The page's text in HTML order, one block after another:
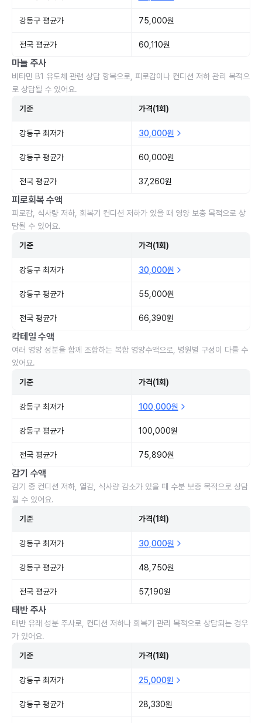
강동구 평균가 75,000원
전국 평균가 60,110원
마늘 주사
비타민 B1 유도체 관련 상담 항목으로, 피로감이나 컨디션 저하 관리 목적으
로 상담될 수 있어요.
기준 가격(1회)
강동구 최저가 30,000원
강동구 평균가 60,000원
전국 평균가 37,260원
피로회복 수액
피로감, 식사량 저하, 회복기 컨디션 저하가 있을 때 영양 보충 목적으로 상
담될 수 있어요.
기준 가격(1회)
강동구 최저가 30,000원
강동구 평균가 55,000원
전국 평균가 66,390원
칵테일 수액
여러 영양 성분을 함께 조합하는 복합 영양수액으로, 병원별 구성이 다를 수
있어요.
기준 가격(1회)
강동구 최저가 100,000원
강동구 평균가 100,000원
전국 평균가 75,890원
감기 수액
감기 중 컨디션 저하, 열감, 식사량 감소가 있을 때 수분 보충 목적으로 상담
될 수 있어요.
기준 가격(1회)
강동구 최저가 30,000원
강동구 평균가 48,750원
전국 평균가 57,190원
태반 주사
태반 유래 성분 주사로, 컨디션 저하나 회복기 관리 목적으로 상담되는 경우
가 있어요.
기준 가격(1회)
강동구 최저가 25,000원
강동구 평균가 28,330원